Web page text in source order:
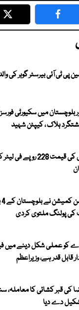
Twitter
پی ٹی آئی بیرسٹر گوہر کی
بلوچستان میں سکیورٹی فورسز
پیٹرول کی قیمت 228
پولنگ ملتوی کردی
کو عملی شکل دینے میں
قابل قدر ہے، وزیراعظم
کی قبر کشائی کا معاملہ،
دے دیا